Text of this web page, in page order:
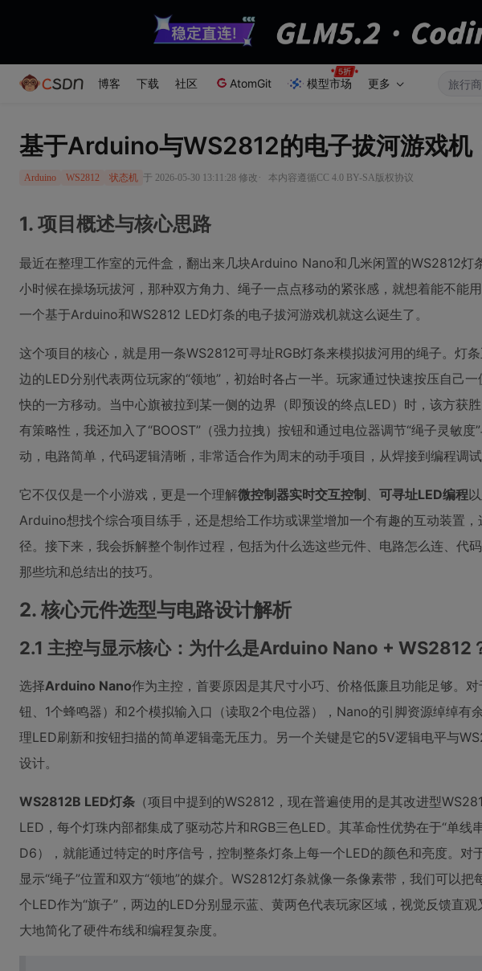
博客 下载 社区 AtomGit 模型市场 更多
基于Arduino与WS2812的电子拔河游戏机
Arduino WS2812 状态机 于 2026-05-30 13:11:28 修改 · 本内容遵循CC 4.0 BY-SA版权协议
1. 项目概述与核心思路
最近在整理工作室的元件盒，翻出来几块Arduino Nano和几米闲置的WS2812灯
小时候在操场玩拔河，那种双方角力、绳子一点点移动的紧张感，就想着能不能
一个基于Arduino和WS2812 LED灯条的电子拔河游戏机就这么诞生了。
这个项目的核心，就是用一条WS2812可寻址RGB灯条来模拟拔河用的绳子。灯
边的LED分别代表两位玩家的“领地”，初始时各占一半。玩家通过快速按压自己
快的一方移动。当中心旗被拉到某一侧的边界（即预设的终点LED）时，该方获
有策略性，我还加入了“BOOST”（强力拉拽）按钮和通过电位器调节“绳子灵敏
动，电路简单，代码逻辑清晰，非常适合作为周末的动手项目，从焊接到编程调试
它不仅仅是一个小游戏，更是一个理解微控制器实时交互控制 、 可寻址LED编程
Arduino想找个综合项目练手，还是想给工作坊或课堂增加一个有趣的互动装置
径。接下来，我会拆解整个制作过程，包括为什么选这些元件、电路怎么连、代
那些坑和总结出的技巧。
2. 核心元件选型与电路设计解析
2.1 主控与显示核心：为什么是Arduino Nano + WS2812
选择Arduino Nano作为主控，首要原因是其尺寸小巧、价格低廉且功能足够。
钮、1个蜂鸣器）和2个模拟输入口（读取2个电位器），Nano的引脚资源绰绰
理LED刷新和按钮扫描的简单逻辑毫无压力。另一个关键是它的5V逻辑电平与
设计。
WS2812B LED灯条 （项目中提到的WS2812，现在普遍使用的是其改进型
LED，每个灯珠内部都集成了驱动芯片和RGB三色LED。其革命性优势在于“单
D6），就能通过特定的时序信号，控制整条灯条上每一个LED的颜色和亮度。
显示“绳子”位置和双方“领地”的媒介。WS2812灯条就像一条像素带，我们可以
个LED作为“旗子”，两边的LED分别显示蓝、黄两色代表玩家区域，视觉反馈直
大地简化了硬件布线和编程复杂度。